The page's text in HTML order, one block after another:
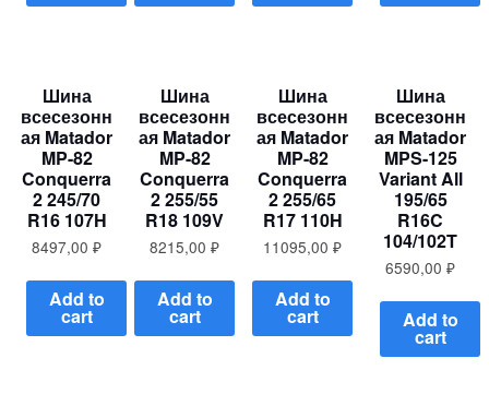
Шина
всесезонн
ая Matador
MP-82
Conquerra
2 245/70
R16 107H
8497,00₽
Add to
cart
Шина
всесезонн
ая Matador
MP-82
Conquerra
2 255/55
R18 109V
8215,00₽
Add to
cart
Шина
всесезонн
ая Matador
MP-82
Conquerra
2 255/65
R17 110H
11095,00₽
Add to
cart
Шина
всесезонн
ая Matador
MPS-125
Variant All
195/65
R16C
104/102T
6590,00₽
Add to
cart